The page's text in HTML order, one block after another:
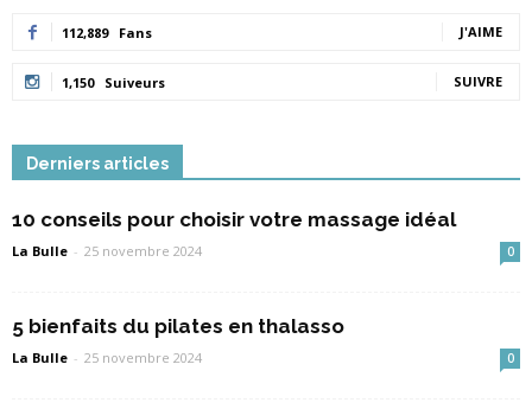
112,889 Fans J'AIME
1,150 Suiveurs SUIVRE
Derniers articles
10 conseils pour choisir votre massage idéal
La Bulle - 25 novembre 2024 0
5 bienfaits du pilates en thalasso
La Bulle - 25 novembre 2024 0